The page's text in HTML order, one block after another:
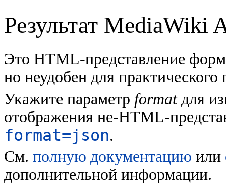
Результат MediaWiki
Это HTML-представление
но неудобен для
Укажите параметр formatдля
отображения не-HTML-
format=json.
См. полную документацию или
дополнительной информации.